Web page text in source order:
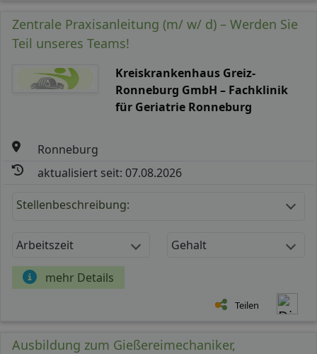
Zentrale Praxisanleitung (m/ w/ d) – Werden Sie
Teil unseres Teams!
Kreiskrankenhaus Greiz-
Ronneburg GmbH – Fachklinik
für Geriatrie Ronneburg
Ronneburg
aktualisiert seit: 07.08.2026
Stellenbeschreibung:
Arbeitszeit Gehalt
mehr Details
Teilen
Ausbildung zum Gießereimechaniker,